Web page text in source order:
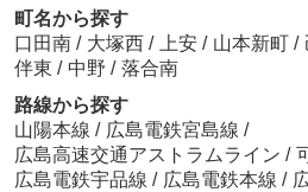
町名から探す
口田南 / 大塚西 / 上安 / 山本新町 /
伴東 / 中野 / 落合南
路線から探す
山陽本線 / 広島電鉄宮島線 /
広島高速交通アストラムライン /
広島電鉄宇品線 / 広島電鉄本線 /